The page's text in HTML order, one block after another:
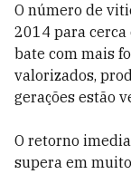
O número de
2014 para cerca
bate com mais
valorizados,
gerações estão
O retorno
supera em